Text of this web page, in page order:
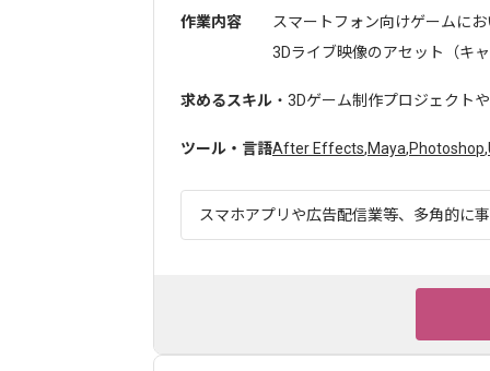
作業内容
スマートフォン向けゲームにお
3Dライブ映像のアセット（キ
求めるスキル ・3Dゲーム制作プロジェクト
ツール・言語After Effects,Maya,Photoshop,
スマホアプリや広告配信業等、多角的に